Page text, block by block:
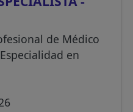
de Médico
en